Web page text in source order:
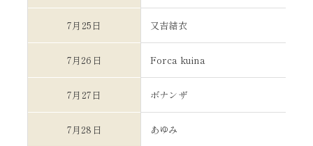
7月25日 又吉結衣
7月26日 Forca kuina
7月27日 ボナンザ
7月28日 あゆみ